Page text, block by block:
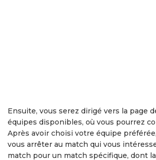
Ensuite, vous serez dirigé vers la page
équipes disponibles, où vous pourrez
Après avoir choisi votre équipe
vous arrêter au match qui vous
match pour un match spécifique, dont